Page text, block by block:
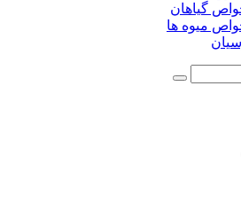
گیاهان
میوه ها
جستجو